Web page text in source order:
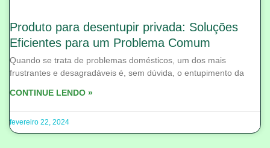
Produto para desentupir privada: Soluções
Eficientes para um Problema Comum
Quando se trata de problemas domésticos, um dos mais
frustrantes e desagradáveis é, sem dúvida, o entupimento da
CONTINUE LENDO »
fevereiro 22, 2024